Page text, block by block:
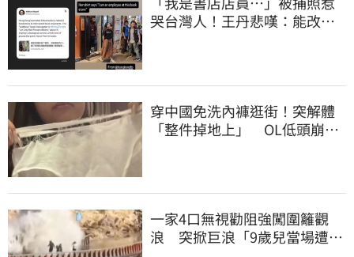
哭台灣人！王丹悲嘆：能改變
穿中國免洗內褲逛街！突解體
「整件掉地上」 OL低頭崩
一家4口無視勸阻強闖圍籬觀
浪 突掀巨浪「9歲兒當場遭捲